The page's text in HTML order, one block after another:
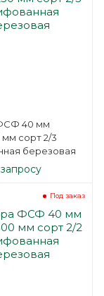
40 мм
мм сорт 2/3
березовая
Под заказ